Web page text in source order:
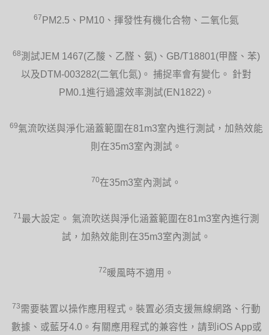
67 PM2.5、PM10、揮發性有機化合物、二氧化氮
68測試JEM 1467(乙酸、乙醛、氨)、GB/T18801(甲醛、苯)
以及DTM-003282(二氧化氮)。 捕捉率會有變化。 針對
PM0.1進行過濾效率測試(EN1822)。
69氣流吹送與淨化涵蓋範圍在81m3室內進行測試，加熱效能
則在35m3室內測試。
70在35m3室內測試。
71 最大設定。 氣流吹送與淨化涵蓋範圍在81m3室內進行測
試，加熱效能則在35m3室內測試。
72 暖風時不適用。
73需要裝置以操作應用程式。裝置必須支援無線網路、行動
數據、或藍牙4.0。有關應用程式的兼容性，請到iOS App或